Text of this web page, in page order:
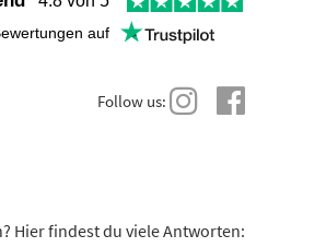
auf
Follow us:
Hier findest du viele Antworten: